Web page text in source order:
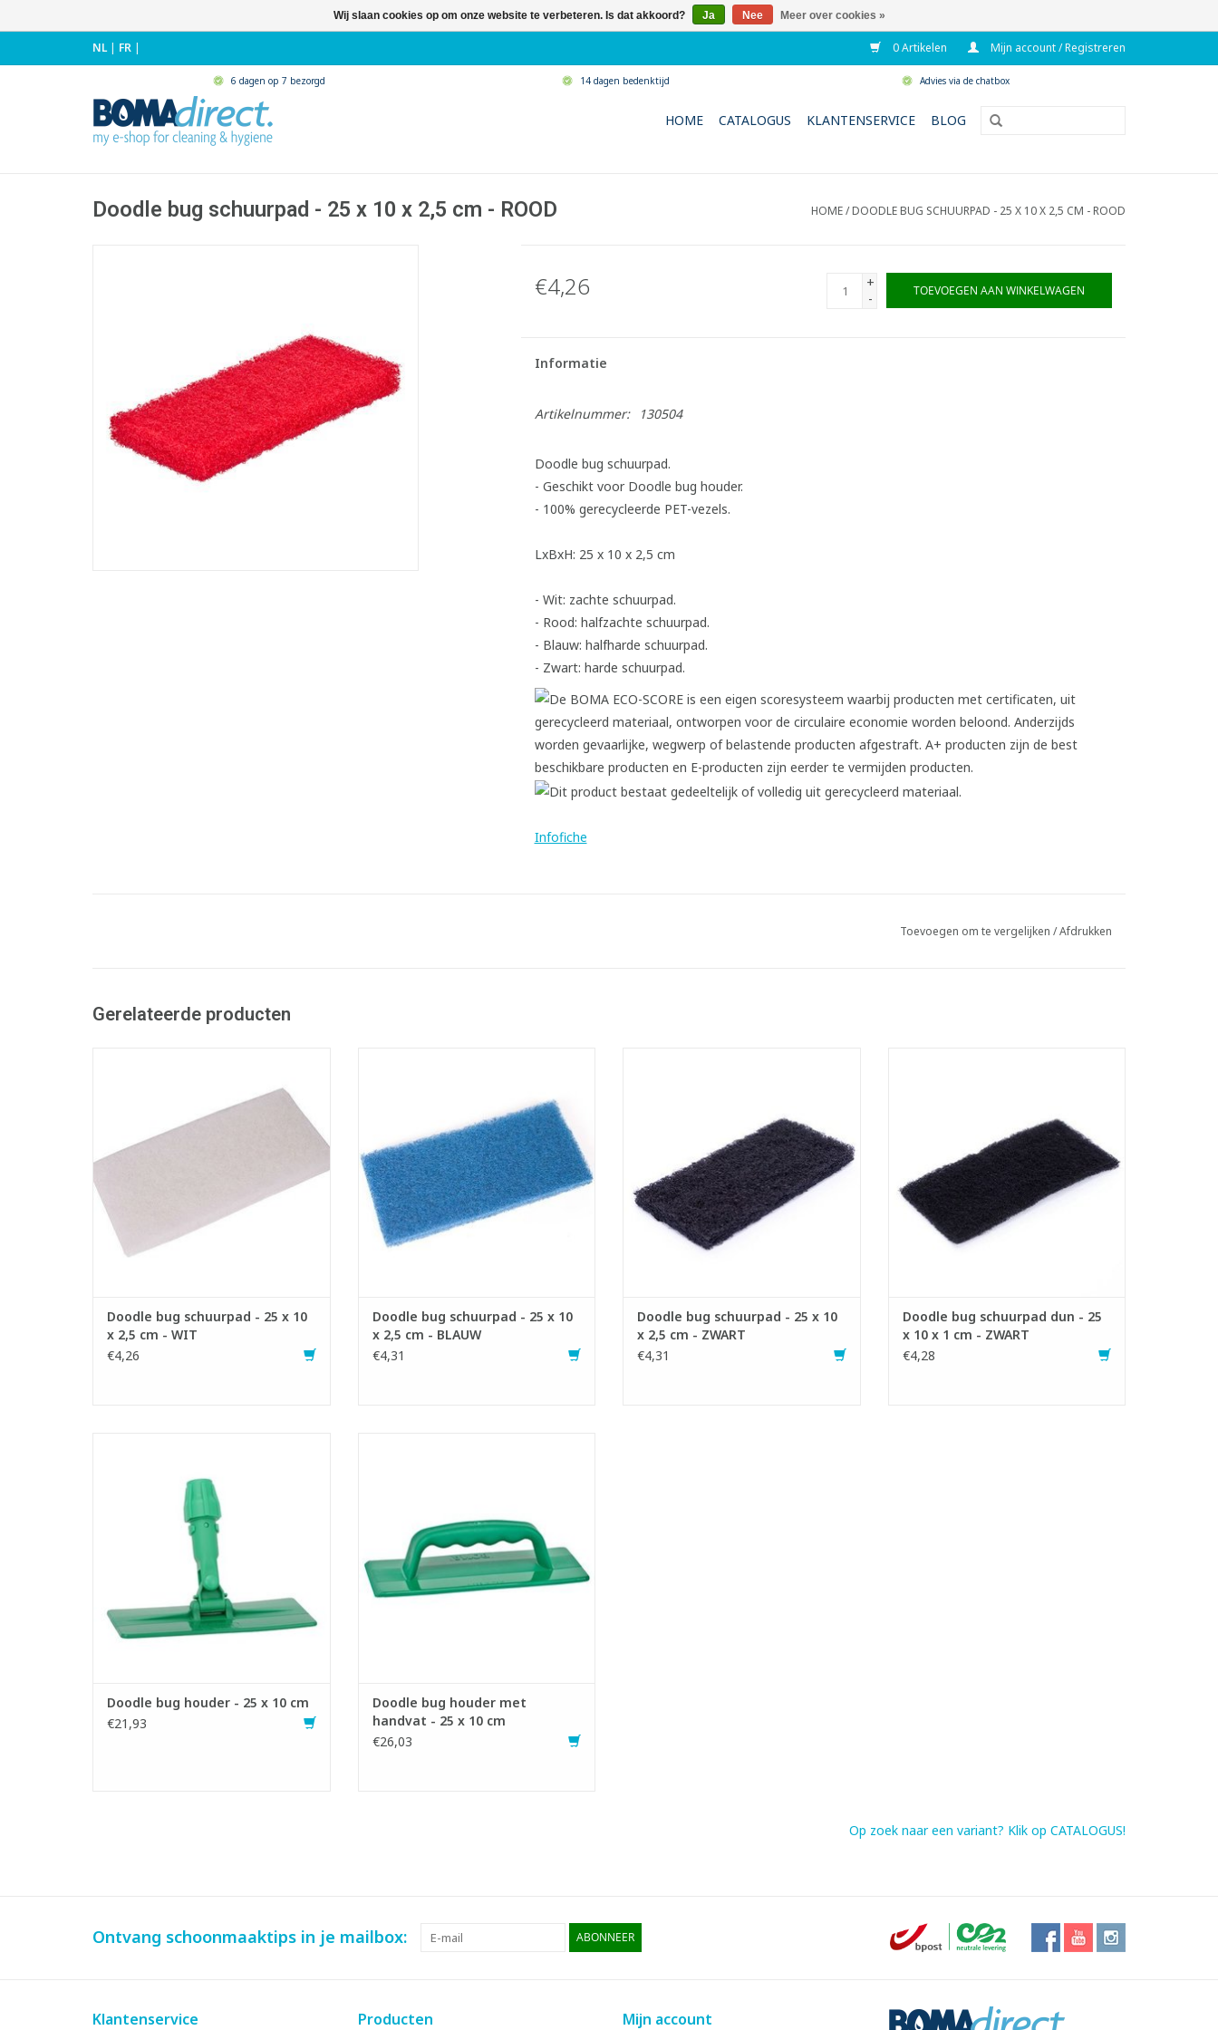
NL| FR | 0 Artikelen Mijn account / Registreren
6 dagen op 7 bezorgd 14 dagen bedenktijd Advies via de chatbox
HOME CATALOGUS KLANTENSERVICE BLOG
Doodle bug schuurpad - 25 x 10 x 2,5 cm - ROOD HOME/DOODLE BUG SCHUURPAD - 25 X 10 X 2,5 CM - ROOD
€4,26
+
-
TOEVOEGEN AAN WINKELWAGEN
Informatie
Artikelnummer: 130504
Doodle bug schuurpad.
- Geschikt voor Doodle bug houder.
- 100% gerecycleerde PET-vezels.
LxBxH: 25 x 10 x 2,5 cm
- Wit: zachte schuurpad.
- Rood: halfzachte schuurpad.
- Blauw: halfharde schuurpad.
- Zwart: harde schuurpad.
Infofiche
Toevoegen om te vergelijken /Afdrukken
Gerelateerde producten
- 100% gerecycleerde PET-vezels.
LxBxH: 25 x 10 x 2,5 cm
- Blauw: halfharde schuurpad.
- Zwart: harde schuurpad.
TOEVOEGEN AAN WINKELWAGEN
Doodle bug schuurpad - 25 x 10
x 2,5 cm - WIT
€4,26
LxBxH: 25 x 10 x 2,5 cm
- Wit: zachte schuurpad.
- Rood: halfzachte schuurpad.
- Blauw: halfharde schuurpad.
- Zwart: harde schuurpad.
TOEVOEGEN AAN WINKELWAGEN
Doodle bug schuurpad - 25 x 10
x 2,5 cm - BLAUW
€4,31
LxBxH: 25 x 10 x 2,5 cm
- Wit: zachte schuurpad.
- Rood: halfzachte schuurpad.
- Blauw: halfharde schuurpad.
- Zwart: harde schuurpad.
TOEVOEGEN AAN WINKELWAGEN
Doodle bug schuurpad - 25 x 10
x 2,5 cm - ZWART
€4,31
LxBxH: 25 x 10 x 1 cm
TOEVOEGEN AAN WINKELWAGEN
Doodle bug schuurpad dun - 25
x 10 x 1 cm - ZWART
€4,28
TOEVOEGEN AAN WINKELWAGEN
Doodle bug houder - 25 x 10 cm
€21,93
Doodle bug houder met
handvat - 25 x 10 cm
€26,03
Op zoek naar een variant? Klik op CATALOGUS!
Ontvang schoonmaaktips in je mailbox: ABONNEER
Klantenservice Producten Mijn account
Wij slaan cookies op om onze website te verbeteren. Is dat akkoord? Ja Nee Meer over cookies »